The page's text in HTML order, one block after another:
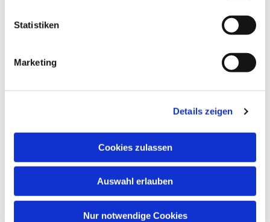
Statistiken
Marketing
Details zeigen
Cookies zulassen
Auswahl erlauben
Nur notwendige Cookies